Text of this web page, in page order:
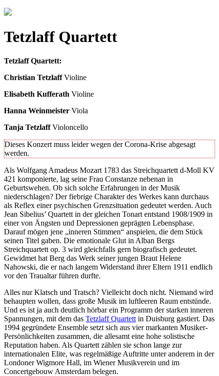
Tetzlaff Quartett
Tetzlaff Quartett:
Christian TetzlaffVioline
Elisabeth Kufferath Violine
Hanna Weinmeister Viola
Tanja TetzlaffVioloncello
Dieses Konzert muss leider wegen der Corona-Krise abgesagt
werden.
Als Wolfgang Amadeus Mozart 1783 das Streichquartett d-Moll KV
421 komponierte, lag seine Frau Constanze nebenan in
Geburtswehen. Ob sich solche Erfahrungen in der Musik
niederschlagen? Der fiebrige Charakter des Werkes kann durchaus
als Reflex einer psychischen Grenzsituation gedeutet werden. Auch
Jean Sibelius’ Quartett in der gleichen Tonart entstand 1908/1909 in
einer von Ängsten und Depressionen geprägten Lebensphase.
Darauf mögen jene „inneren Stimmen“ anspielen, die dem Stück
seinen Titel gaben. Die emotionale Glut in Alban Bergs
Streichquartett op. 3 wird gleichfalls gern biografisch gedeutet.
Gewidmet hat Berg das Werk seiner jungen Braut Helene
Nahowski, die er nach langem Widerstand ihrer Eltern 1911 endlich
vor den Traualtar führen durfte.
Alles nur Klatsch und Tratsch? Vielleicht doch nicht. Niemand wird
behaupten wollen, dass große Musik im luftleeren Raum entstünde.
Und es ist ja auch deutlich hörbar ein Programm der starken inneren
Spannungen, mit dem das Tetzlaff Quartett in Duisburg gastiert. Das
1994 gegründete Ensemble setzt sich aus vier markanten Musiker-
Persönlichkeiten zusammen, die allesamt eine hohe solistische
Reputation haben. Als Quartett zählen sie schon lange zur
internationalen Elite, was regelmäßige Auftritte unter anderem in der
Londoner Wigmore Hall, im Wiener Musikverein und im
Concertgebouw Amsterdam belegen.